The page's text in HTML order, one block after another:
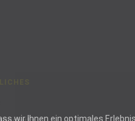
wir Ihnen ein optimales